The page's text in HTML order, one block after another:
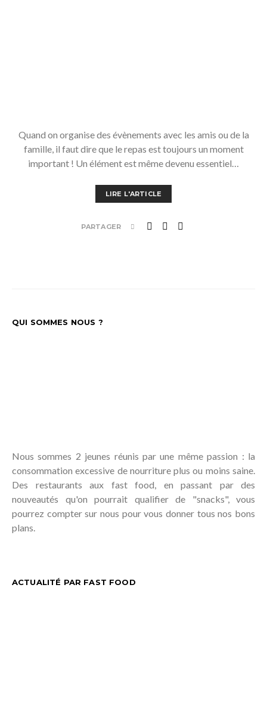
Quand on organise des évènements avec les amis ou de la
famille, il faut dire que le repas est toujours un moment
important ! Un élément est même devenu essentiel…
LIRE L'ARTICLE
PARTAGER
QUI SOMMES NOUS ?
Nous sommes 2 jeunes réunis par une même passion : la
consommation excessive de nourriture plus ou moins saine.
Des restaurants aux fast food, en passant par des
nouveautés qu'on pourrait qualifier de "snacks", vous
pourrez compter sur nous pour vous donner tous nos bons
plans.
ACTUALITÉ PAR FAST FOOD